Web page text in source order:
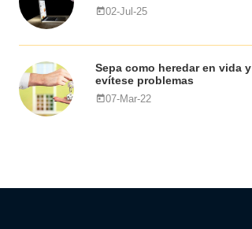
02-Jul-25
Sepa como heredar en vida y
evítese problemas
07-Mar-22